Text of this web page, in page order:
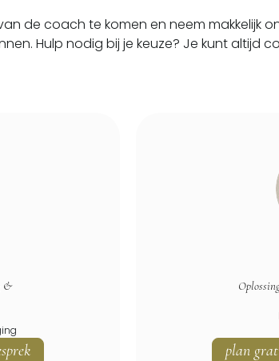
de coach te komen en neem makkelijk
Hulp nodig bij je keuze? Je kunt altijd
&
plan